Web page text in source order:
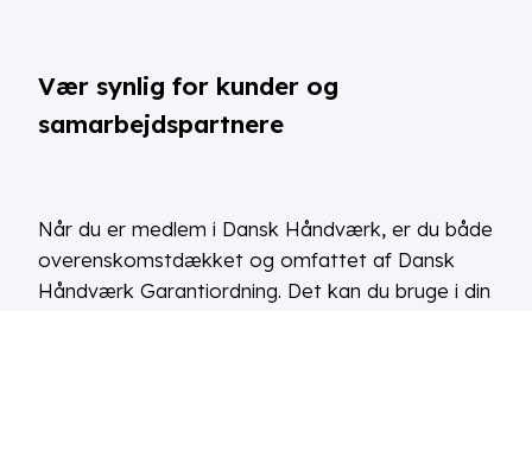
Vær synlig for kunder og
samarbejdspartnere
Når du er medlem i Dansk Håndværk, er du både
overenskomstdækket og omfattet af Dansk
Håndværk Garantiordning. Det kan du bruge i din